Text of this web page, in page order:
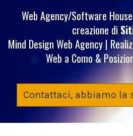
Web Agency/Software
creazione di
Mind Design Web Agency |
Web a Como &
Contattaci, abbiamo la